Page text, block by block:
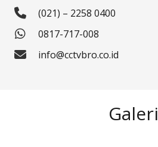
(021) – 2258 0400
0817-717-008
info@cctvbro.co.id
Galeri